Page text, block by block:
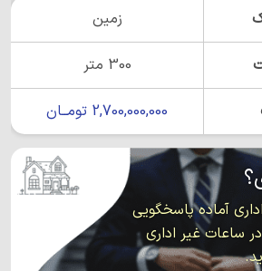
زمین
300 متر
2,700,000,000 تومــان
آماده پاسخگویی
ساعات غیر اداری